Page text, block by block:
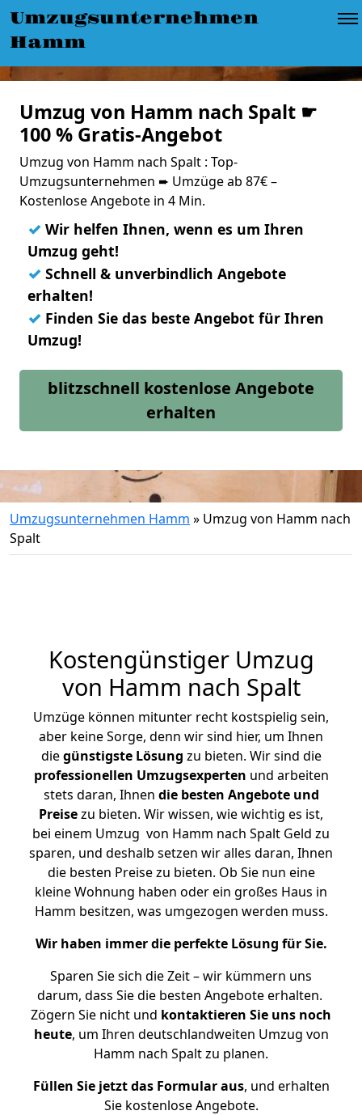
Umzugsunternehmen
Hamm
Umzug von Hamm nach Spalt ☛
100 % Gratis-Angebot
Umzug von Hamm nach Spalt : Top-
Umzugsunternehmen ➨ Umzüge ab 87€ –
Kostenlose Angebote in 4 Min.
✓ Wir helfen Ihnen, wenn es um Ihren
Umzug geht!
✓ Schnell & unverbindlich Angebote
erhalten!
✓ Finden Sie das beste Angebot für Ihren
Umzug!
blitzschnell kostenlose Angebote
erhalten
Umzugsunternehmen Hamm » Umzug von Hamm nach
Spalt
Kostengünstiger Umzug
von Hamm nach Spalt
Umzüge können mitunter recht kostspielig sein,
aber keine Sorge, denn wir sind hier, um Ihnen
diegünstigste Lösung zu bieten. Wir sind die
professionellen Umzugsexperten und arbeiten
stets daran, Ihnen die besten Angebote und
Preisezu bieten. Wir wissen, wie wichtig es ist,
bei einem Umzug von Hamm nach Spalt Geld zu
sparen, und deshalb setzen wir alles daran, Ihnen
die besten Preise zu bieten. Ob Sie nun eine
kleine Wohnung haben oder ein großes Haus in
Hamm besitzen, was umgezogen werden muss.
Wir haben immer die perfekte Lösung für Sie.
Sparen Sie sich die Zeit – wir kümmern uns
darum, dass Sie die besten Angebote erhalten.
Zögern Sie nicht und kontaktieren Sie uns noch
heute, um Ihren deutschlandweiten Umzug von
Hamm nach Spalt zu planen.
Füllen Sie jetzt das Formular aus, und erhalten
Sie kostenlose Angebote.